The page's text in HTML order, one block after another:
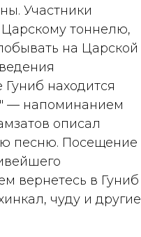
Участники
Царскому тоннелю,
на Царской
находится
— напоминанием
описал
песню. Посещение
вернетесь в Гуниб
чуду и другие